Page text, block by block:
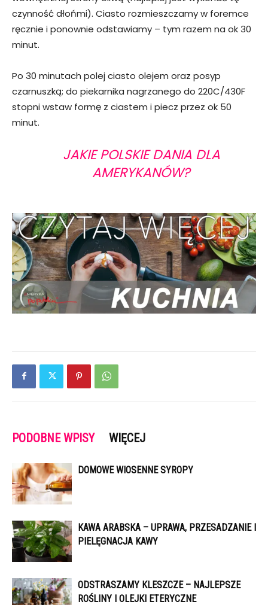
czynność dłońmi). Ciasto rozmieszczamy w foremce
ręcznie i ponownie odstawiamy – tym razem na ok 30
minut.
Po 30 minutach polej ciasto olejem oraz posyp
czarnuszką; do piekarnika nagrzanego do 220C/430F
stopni wstaw formę z ciastem i piecz przez ok 50
minut.
JAKIE POLSKIE DANIA DLA
AMERYKANÓW?
PODOBNE WPISY WIĘCEJ
DOMOWE WIOSENNE SYROPY
KAWA ARABSKA – UPRAWA, PRZESADZANIE I
PIELĘGNACJA KAWY
ODSTRASZAMY KLESZCZE – NAJLEPSZE
ROŚLINY I OLEJKI ETERYCZNE